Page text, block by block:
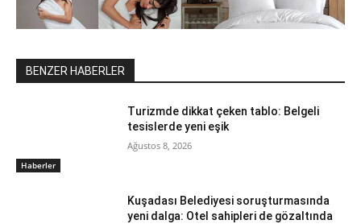
BENZER HABERLER
Haberler
Turizmde dikkat çeken tablo: Belgeli
tesislerde yeni eşik
Ağustos 8, 2026
Kuşadası Belediyesi soruşturmasında
yeni dalga: Otel sahipleri de gözaltında